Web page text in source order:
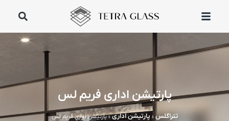
پارتیشن اداری فریم لس
تتراگلس » پارتیشن اداری»پارتیشن اداری فریم لس